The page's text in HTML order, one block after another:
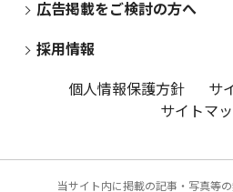
広告掲載をご検討の方へ
採用情報
個人情報保護方針
サ
サイトマ
当サイト内に掲載の記事・写真等の